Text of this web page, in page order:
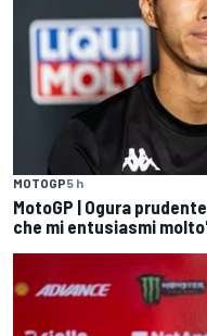
MOTOGP5 h
MotoGP | Ogura
che mi entusiasmi